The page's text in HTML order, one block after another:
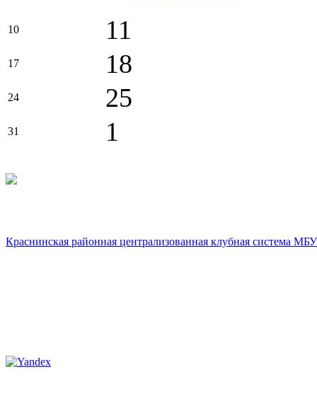
10 11
17 18
24 25
31 1
Краснинская районная централизованная клубная система